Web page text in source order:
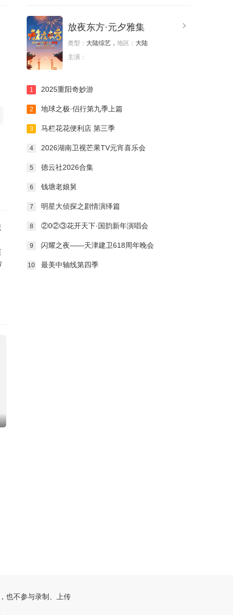
放夜东方·元夕雅集
类型： 大陆综艺， 地区： 大陆
主演：
1 2025重阳奇妙游
2 地球之极·侣行第九季上篇
3 马栏花花便利店 第三季
4 2026湖南卫视芒果TV元宵喜乐会
5 德云社2026合集
6 钱塘老娘舅
7 明星大侦探之剧情演绎篇
8 ②0②③花开天下·国韵新年演唱会
9 闪耀之夜——天津建卫618周年晚会
10 最美中轴线第四季
也不参与录制、上传